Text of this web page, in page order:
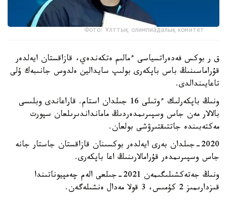
Фото: Ұлттық олимпиадалық комитет
ق ر بوكس فەدەراتسياسى ءمالىم ەتكەندەي، قازاقستان ايەلدەر
قۇراماسىنىڭ باس باپكەرى بولىپ سايدالين ەلدوس جانىبەك ۇلى
تاعايىندالدى.
ونىڭ باپكەرلىك ءوتىلى 16 جىلدان استام. قاراعاندى وبلىسى
بالالار مەن جاس وسپىرىمدەردىڭ مامانداندىرىلعان سپورت
مەكتەبىندە جاتتىقتىرۋشى بولعان.
2020-جىلدان بەرى ايەلدەر بوكسىنان قازاقستان جاستار جانە
جاس وسپىرىمدەر قۇرامالارىنىڭ اعا باپكەرى.
ونىڭ جەتەكشىلىگىمەن 2021-جىلعى الەم چەمپيوناتىندا
قىزدارىمىز 2 كۇمىس، 3 قولا مەدال ەنشىلەگەن.